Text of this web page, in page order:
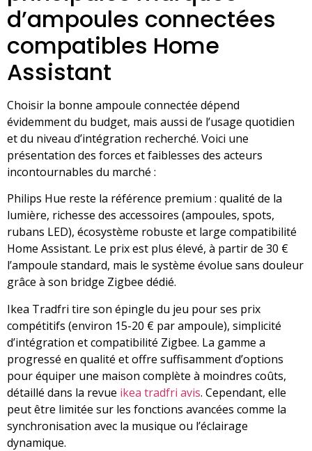
d’ampoules connectées
compatibles Home
Assistant
Choisir la bonne ampoule connectée dépend
évidemment du budget, mais aussi de l’usage quotidien
et du niveau d’intégration recherché. Voici une
présentation des forces et faiblesses des acteurs
incontournables du marché :
Philips Hue reste la référence premium : qualité de la
lumière, richesse des accessoires (ampoules, spots,
rubans LED), écosystème robuste et large compatibilité
Home Assistant. Le prix est plus élevé, à partir de 30 €
l’ampoule standard, mais le système évolue sans douleur
grâce à son bridge Zigbee dédié.
Ikea Tradfri tire son épingle du jeu pour ses prix
compétitifs (environ 15-20 € par ampoule), simplicité
d’intégration et compatibilité Zigbee. La gamme a
progressé en qualité et offre suffisamment d’options
pour équiper une maison complète à moindres coûts,
détaillé dans la revue ikea tradfri avis. Cependant, elle
peut être limitée sur les fonctions avancées comme la
synchronisation avec la musique ou l’éclairage
dynamique.